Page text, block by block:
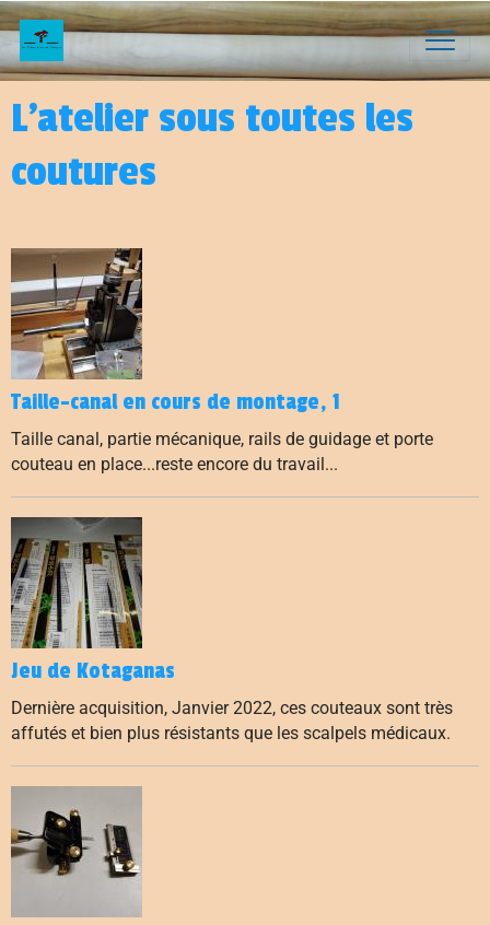
L'atelier sous toutes les
coutures
Taille-canal en cours de montage, 1
Taille canal, partie mécanique, rails de guidage et porte
couteau en place...reste encore du travail...
Jeu de Kotaganas
Dernière acquisition, Janvier 2022, ces couteaux sont très
affutés et bien plus résistants que les scalpels médicaux.